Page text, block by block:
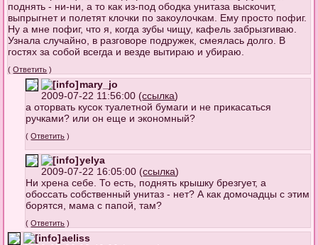
поднять - ни-ни, а то как из-под ободка унитаза выскочит,
выпрыгнет и полетят клочки по закоулочкам. Ему просто пофиг.
Ну а мне пофиг, что я, когда зубы чищу, кафель забрызгиваю.
Узнала случайно, в разговоре подружек, смеялась долго. В
гостях за собой всегда и везде вытираю и убираю.
(Ответить )
mary_jo
2009-07-22 11:56:00 (ссылка)
а оторвать кусок туалетной бумаги и не прикасаться
ручками? или он еще и экономный?
(Ответить )
yelya
2009-07-22 16:05:00 (ссылка)
Ни хрена себе. То есть, поднять крышку брезгует, а
обоссать собственный унитаз - нет? А как домочадцы с этим
борятся, мама с папой, там?
(Ответить )
aeliss